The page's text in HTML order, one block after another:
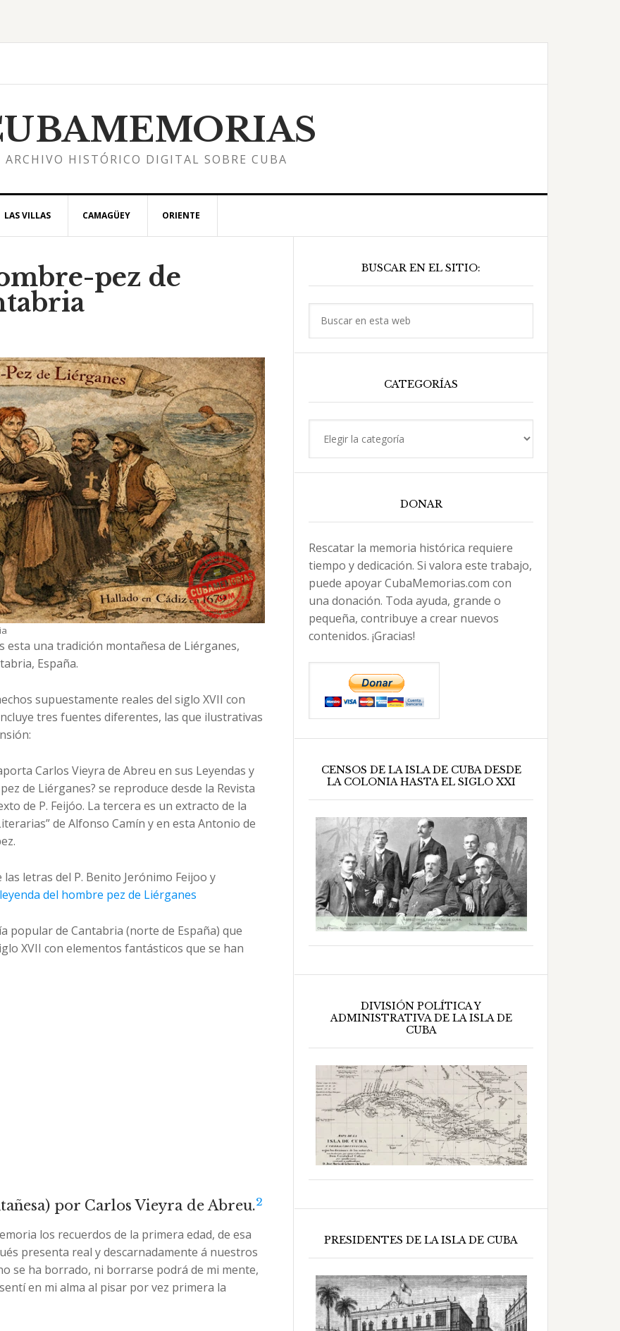
ARCHIVO HISTÓRICO DIGITAL SOBRE CUBA
LAS VILLAS CAMAGÜEY ORIENTE
pez de
esta una tradición montañesa de Liérganes,
España.
supuestamente reales del siglo XVII con
tres fuentes diferentes, las que ilustrativas
Carlos Vieyra de Abreu en sus Leyendas y
de Liérganes? se reproduce desde la Revista
de P. Feijóo. La tercera es un extracto de la
de Alfonso Camín y en esta Antonio de
letras del P. Benito Jerónimo Feijoo y
del hombre pez de Liérganes
popular de Cantabria (norte de España) que
XVII con elementos fantásticos que se han
por Carlos Vieyra de Abreu.2
los recuerdos de la primera edad, de esa
presenta real y descarnadamente á nuestros
se ha borrado, ni borrarse podrá de mi mente,
en mi alma al pisar por vez primera la
lateral
principal
BUSCAR EN EL SITIO:
CATEGORÍAS
DONAR
Rescatar la memoria histórica requiere
tiempo y dedicación. Si valora este trabajo,
puede apoyar CubaMemorias.com con
una donación. Toda ayuda, grande o
pequeña, contribuye a crear nuevos
contenidos. ¡Gracias!
CENSOS DE LA ISLA DE CUBA DESDE
LA COLONIA HASTA EL SIGLO XXI
DIVISIÓN POLÍTICA Y
ADMINISTRATIVA DE LA ISLA DE
CUBA
PRESIDENTES DE LA ISLA DE CUBA